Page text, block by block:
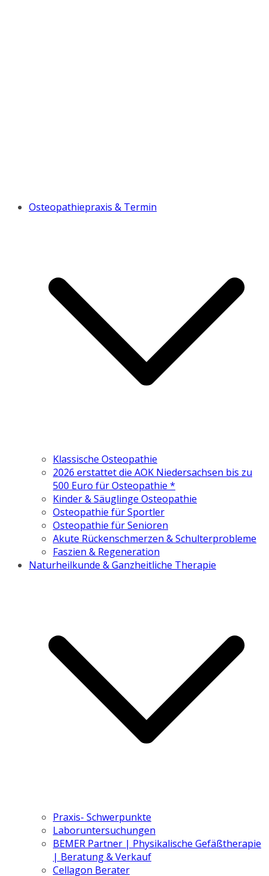
Osteopathiepraxis & Termin
Klassische Osteopathie
2026 erstattet die AOK Niedersachsen bis zu
500 Euro für Osteopathie *
Kinder & Säuglinge Osteopathie
Osteopathie für Sportler
Osteopathie für Senioren
Akute Rückenschmerzen & Schulterprobleme
Faszien & Regeneration
Naturheilkunde & Ganzheitliche Therapie
Praxis- Schwerpunkte
Laboruntersuchungen
BEMER Partner | Physikalische Gefäßtherapie
| Beratung & Verkauf
Cellagon Berater